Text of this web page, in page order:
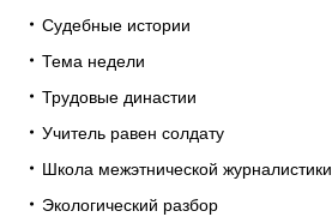
Судебные истории
Тема недели
Трудовые династии
Учитель равен солдату
Школа межэтнической журналистики
Экологический разбор